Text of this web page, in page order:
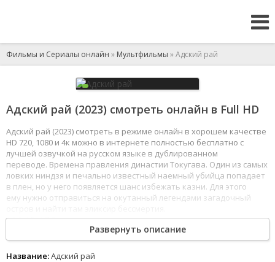
Фильмы и Сериалы онлайн » Мультфильмы » Адский рай
Адский рай (2023) смотреть онлайн в Full HD
Адский рай (2023) смотреть в режиме онлайн в хорошем качестве
HD 720, 1080 и 4к можно в интернете полностью бесплатно с
лучшей озвучкой на русском языке в дублированном
переводе. Времена правления династии Токугава. Один из самых
ловких ниндзя и печально известный наемный убийца попадает
в плен, но у него появляется шанс избежать казни. Для этого
ему нужно отправиться на окутанный легендами загадочный
12345 678
Развернуть описание
Название:Адский рай